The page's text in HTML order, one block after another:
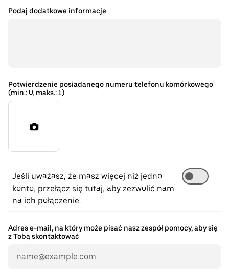
Podaj dodatkowe informacje
Potwierdzenie posiadanego numeru telefonu komórkowego
(min.: 0, maks.: 1)
Jeśli uważasz, że masz więcej niż jedno
konto, przełącz się tutaj, aby zezwolić nam
na ich połączenie.
Adres e-mail, na który może pisać nasz zespół pomocy, aby się
z Tobą skontaktować